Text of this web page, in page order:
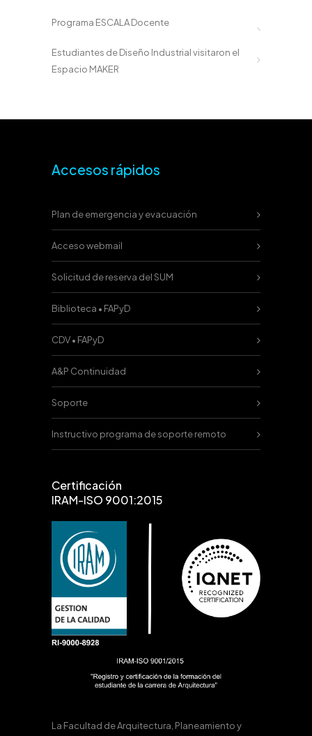
Programa ESCALA Docente
Estudiantes de Diseño Industrial visitaron el
Espacio MAKER
Accesos rápidos
Plan de emergencia y evacuación
Acceso webmail
Solicitud de reserva del SUM
Biblioteca • FAPyD
CDV • FAPyD
A&P Continuidad
Soporte
Instructivo programa de soporte remoto
Certificación
IRAM-ISO 9001:2015
La Facultad de Arquitectura, Planeamiento y